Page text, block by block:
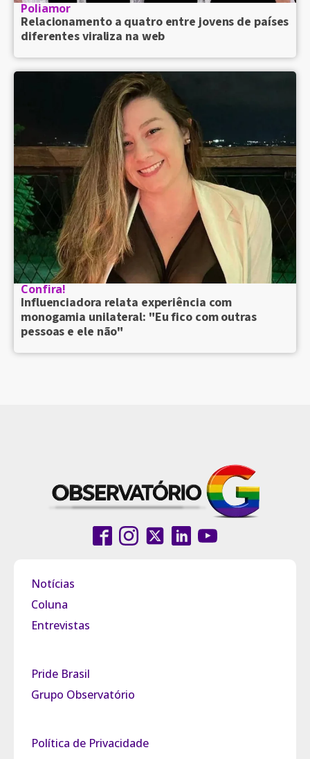
Poliamor
Relacionamento a quatro entre jovens de países
diferentes viraliza na web
Confira!
Influenciadora relata experiência com
monogamia unilateral: "Eu fico com outras
pessoas e ele não"
Notícias
Coluna
Entrevistas
Pride Brasil
Grupo Observatório
Política de Privacidade